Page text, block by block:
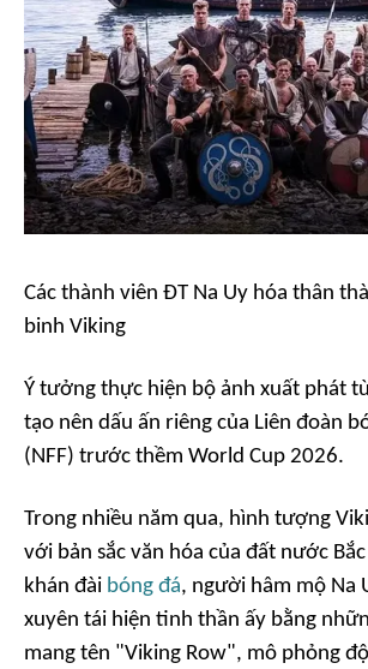
Các thành viên ĐT Na Uy hóa thân
binh Viking
Ý tưởng thực hiện bộ ảnh xuất phát
tạo nên dấu ấn riêng của Liên đoàn
(NFF) trước thềm World Cup 2026.
Trong nhiều năm qua, hình tượng
với bản sắc văn hóa của đất nước
khán đài bóng đá, người hâm mộ Na
xuyên tái hiện tinh thần ấy bằng
mang tên "Viking Row", mô phỏng